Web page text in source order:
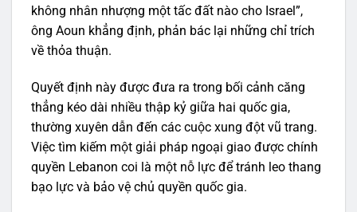
không nhân nhượng một tấc đất nào cho Israel”,
ông Aoun khẳng định, phản bác lại những chỉ trích
về thỏa thuận.
Quyết định này được đưa ra trong bối cảnh căng
thẳng kéo dài nhiều thập kỷ giữa hai quốc gia,
thường xuyên dẫn đến các cuộc xung đột vũ trang.
Việc tìm kiếm một giải pháp ngoại giao được chính
quyền Lebanon coi là một nỗ lực để tránh leo thang
bạo lực và bảo vệ chủ quyền quốc gia.